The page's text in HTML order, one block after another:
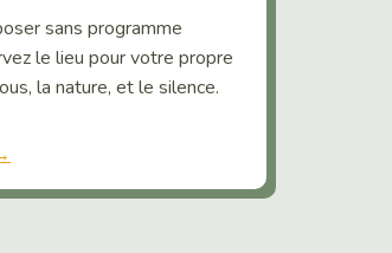
sans programme
le lieu pour votre propre
la nature, et le silence.